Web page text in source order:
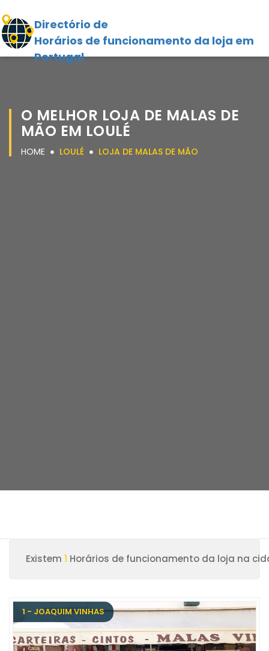
Directório de
Horários de funcionamento da loja em
Portugal
O MELHOR LOJA DE MALAS DE
MÃO EM LOULÉ
HOME LOULÉ LOJA DE MALAS DE MÃO
Existem 1 Horários de funcionamento da loja na
1 - JOAQUIM VINHAS